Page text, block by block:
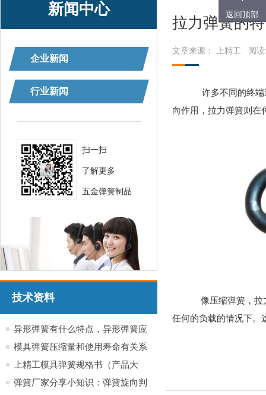
新闻中心
企业新闻
行业新闻
扫一扫
了解更多
五金弹簧制品
技术资料
异形弹簧有什么特点，异形弹簧应
用于哪些行业产品
模具弹簧压缩量和使用寿命有关系
吗？
上精工模具弹簧规格书（产品大
全）
弹簧厂家分享小知识：弹簧旋向判
拉力弹簧的
文章来源： 上精工 阅
许多不同的终端
向作用，拉力弹簧则在
像压缩弹簧，拉
任何的负载的情况下。
返回顶部